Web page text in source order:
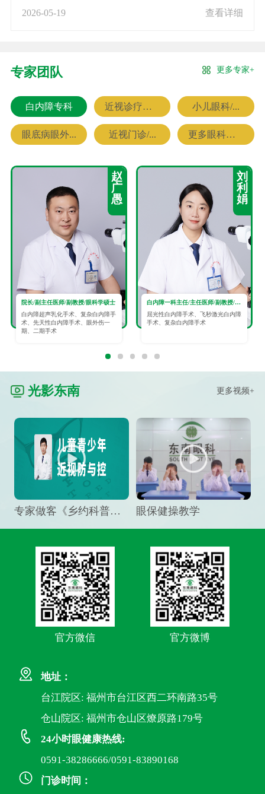
2026-05-19 查看详细
专家团队 更多专家+
白内障专科 近视诊疗专科 小儿眼科/...
眼底病眼外... 近视门诊/... 更多眼科专家
赵
广
愚
院长/副主任医师/副教授/眼科学硕士
白内障超声乳化手术、复杂白内障手
术、先天性白内障手术、眼外伤一
期、二期手术
刘
利
娟
白内障一科主任/主任医师/副教授/眼科学硕士
屈光性白内障手术、飞秒激光白内障
手术、复杂白内障手术
光影东南 更多视频+
专家做客《乡约科普》栏目，预防孩子近视竟然这么“简单” 眼保健操教学
官方微信 官方微博
地址：
台江院区: 福州市台江区西二环南路35号
仓山院区: 福州市仓山区燎原路179号
24小时眼健康热线:
0591-38286666/0591-83890168
门诊时间：